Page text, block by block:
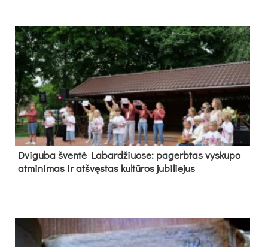
Dvi­gu­ba šven­tė La­bar­džiuo­se: pa­gerb­tas vys­ku­po
at­mi­ni­mas ir at­švęs­tas kul­tū­ros ju­bi­lie­jus